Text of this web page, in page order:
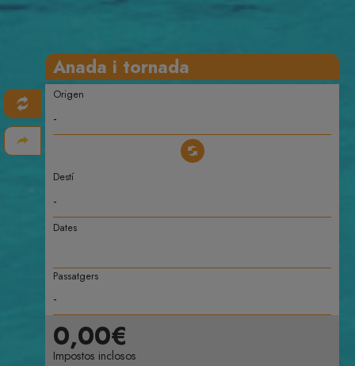
Anada i tornada
Origen
Destí
Dates
Passatgers
0,00€
Impostos inclosos